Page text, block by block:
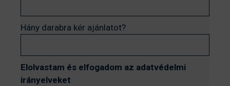
Hány darabra kér ajánlatot?
Elolvastam és elfogadom az adatvédelmi
irányelveket